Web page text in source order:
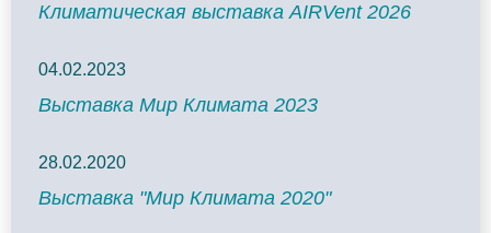
Климатическая выставка AIRVent 2026
04.02.2023
Выставка Мир Климата 2023
28.02.2020
Выставка "Мир Климата 2020"